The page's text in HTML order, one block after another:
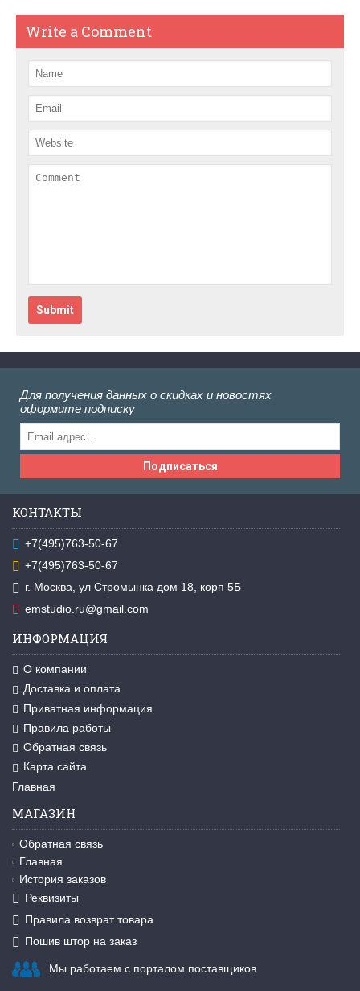
Write a Comment
Submit
Для получения данных о скидках и новостях
оформите подписку
Подписаться
КОНТАКТЫ
+7(495)763-50-67
+7(495)763-50-67
г. Москва, ул Стромынка дом 18, корп 5Б
emstudio.ru@gmail.com
ИНФОРМАЦИЯ
О компании
Доставка и оплата
Приватная информация
Правила работы
Обратная связь
Карта сайта
Главная
МАГАЗИН
Обратная связь
Главная
История заказов
Реквизиты
Правила возврат товара
Пошив штор на заказ
Мы работаем с порталом поставщиков